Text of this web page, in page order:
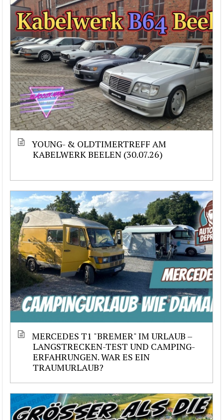
YOUNG- & OLDTIMERTREFF AM
KABELWERK BEELEN (30.07.26)
MERCEDES T1 "BREMER" IM URLAUB –
LANGSTRECKEN-TEST UND CAMPING-
ERFAHRUNGEN. WAR ES EIN
TRAUMURLAUB?